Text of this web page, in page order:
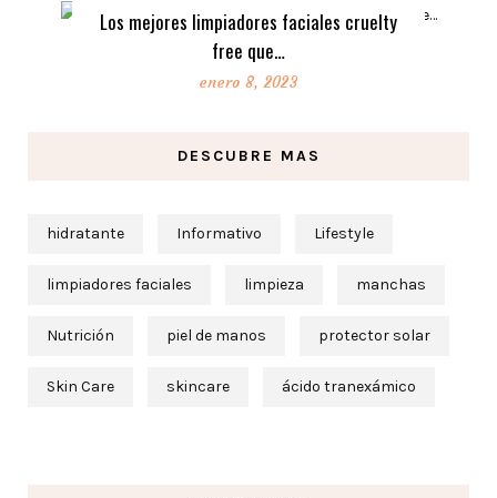
Los mejores limpiadores faciales cruelty
free que…
enero 8, 2023
DESCUBRE MAS
hidratante Informativo Lifestyle
limpiadores faciales limpieza manchas
Nutrición piel de manos protector solar
Skin Care skincare ácido tranexámico